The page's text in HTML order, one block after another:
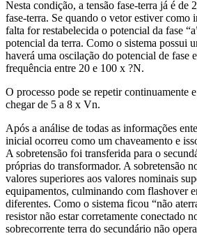
Nesta condição, a tensão fase-terra já é de
fase-terra. Se quando o vetor estiver como
falta for restabelecida o potencial da fase
potencial da terra. Como o sistema possui
haverá uma oscilação do potencial de fase
frequência entre 20 e 100 x ?N.
O processo pode se repetir continuamente
chegar de 5 a 8 x Vn.
Após a análise de todas as informações
inicial ocorreu como um chaveamento e
A sobretensão foi transferida para o
próprias do transformador. A sobretensão
valores superiores aos valores nominais
equipamentos, culminando com flashover
diferentes. Como o sistema ficou “não
resistor não estar corretamente conectado
sobrecorrente terra do secundário não